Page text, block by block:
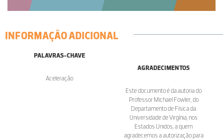
INFORMAÇÃO ADICIONAL
PALAVRAS-CHAVE
Aceleração
AGRADECIMENTOS
Este documento é da autoria do
Professor Michael Fowler, do
Departamento de Física da
Universidade de Virgínia, nos
Estados Unidos, a quem
agradecemos a autorização para